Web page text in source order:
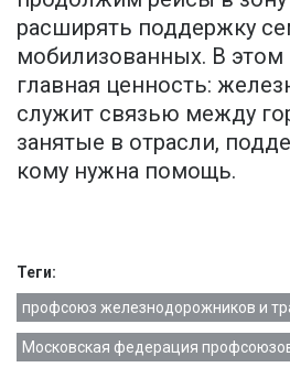
расширять поддержку
мобилизованных. В этом
главная ценность:
служит связью между
занятые в отрасли,
кому нужна помощь.
Теги:
профсоюз железнодорожников и
Московская федерация